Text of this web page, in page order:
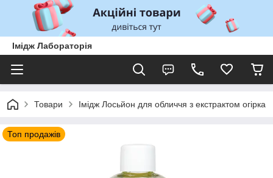
Імідж Лабораторія
Товари Імідж Лосьйон для обличчя з екстрактом огірка
Топ продажів